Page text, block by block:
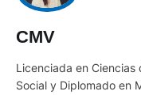
CMV
Licenciada en
Social y Diplomado en